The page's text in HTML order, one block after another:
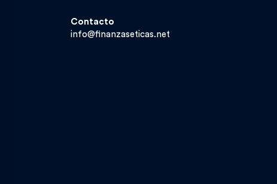
Contacto
info@finanzaseticas.net